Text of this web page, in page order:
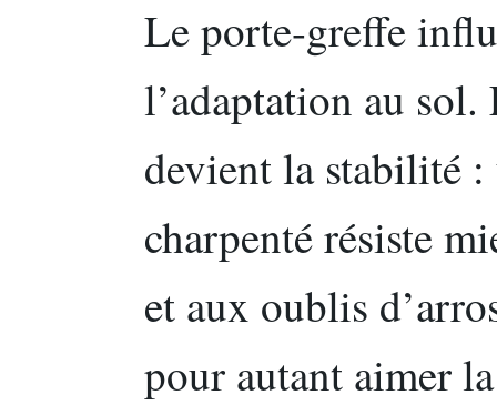
Le porte-greffe
l’adaptation au
devient la stabilité
charpenté résiste
et aux oublis
pour autant aimer la